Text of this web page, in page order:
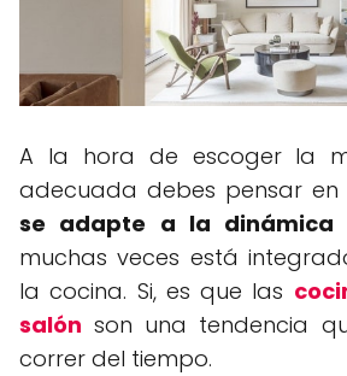
A la hora de escoger la
adecuada debes pensar
se adapte a la dinámica
muchas veces está
la cocina. Si, es que las
salón son una tendencia
correr del tiempo.